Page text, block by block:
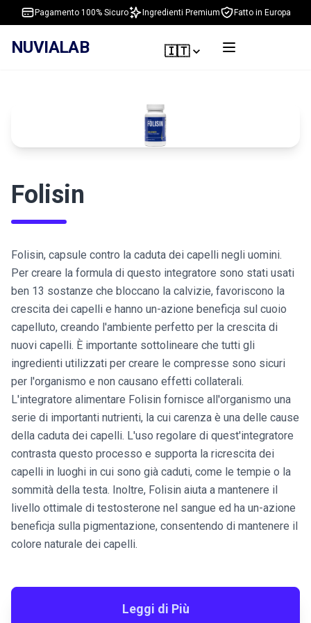
Pagamento 100% Sicuro Ingredienti Premium Fatto in Europa
NUVIALAB 🇮🇹
Folisin
Folisin, capsule contro la caduta dei capelli negli uomini.
Per creare la formula di questo integratore sono stati usati
ben 13 sostanze che bloccano la calvizie, favoriscono la
crescita dei capelli e hanno un-azione beneficja sul cuoio
capelluto, creando l'ambiente perfetto per la crescita di
nuovi capelli. È importante sottolineare che tutti gli
ingredienti utilizzati per creare le compresse sono sicuri
per l'organismo e non causano effetti collaterali.
L'integratore alimentare Folisin fornisce all'organismo una
serie di importanti nutrienti, la cui carenza è una delle cause
della caduta dei capelli. L'uso regolare di quest'integratore
contrasta questo processo e supporta la ricrescita dei
capelli in luoghi in cui sono già caduti, come le tempie o la
sommità della testa. Inoltre, Folisin aiuta a mantenere il
livello ottimale di testosterone nel sangue ed ha un-azione
beneficja sulla pigmentazione, consentendo di mantenere il
colore naturale dei capelli.
Leggi di Più